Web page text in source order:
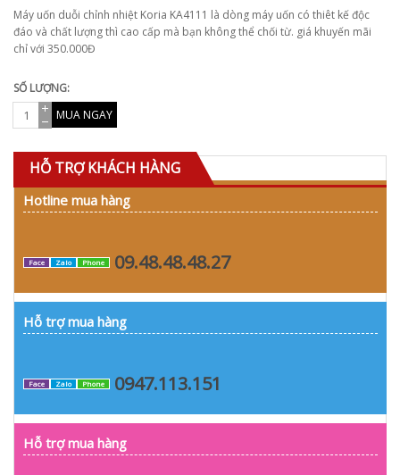
Máy uốn duỗi chỉnh nhiệt Koria KA4111 là dòng máy uốn có thiêt kế độc
đáo và chất lượng thì cao cấp mà bạn không thể chối từ. giá khuyến mãi
chỉ với 350.000Đ
SỐ LƯỢNG:
MUA NGAY
HỖ TRỢ KHÁCH HÀNG
Hotline mua hàng
Face Zalo Phone 09.48.48.48.27
Hỗ trợ mua hàng
Face Zalo Phone 0947.113.151
Hỗ trợ mua hàng